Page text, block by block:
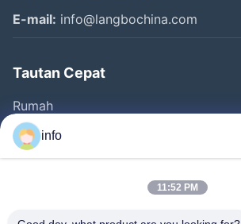
E-mail: info@langbochina.com
Tautan Cepat
Rumah
Produk
Video
Wisata Pabrik
info
11:52 PM